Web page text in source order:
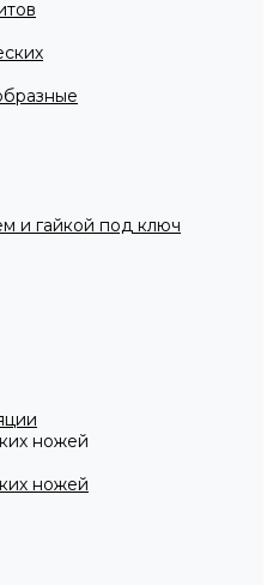
и гайкой под ключ
ножей
ножей